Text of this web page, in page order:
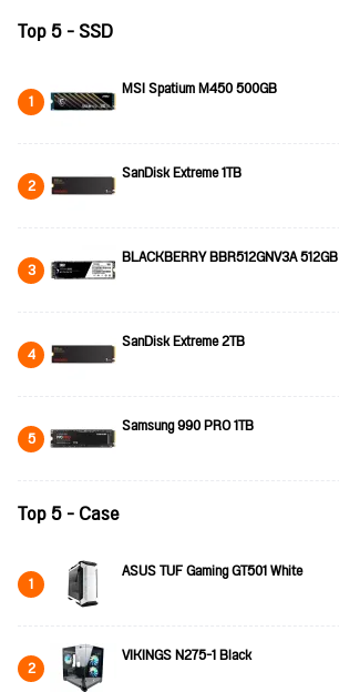
Top 5 - SSD
1 MSI Spatium M450 500GB
2 SanDisk Extreme 1TB
3 BLACKBERRY BBR512GNV3A 512GB
4 SanDisk Extreme 2TB
5 Samsung 990 PRO 1TB
Top 5 - Case
1 ASUS TUF Gaming GT501 White
2 VIKINGS N275-1 Black